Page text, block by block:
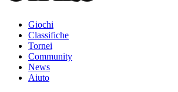
Giochi
Classifiche
Tornei
Community
News
Aiuto